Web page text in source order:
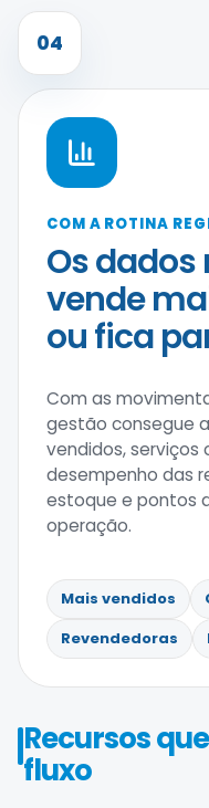
04
COM A ROTINA
Os
vende
ou fica
Com as
gestão consegue
vendidos, serviços
desempenho das
estoque e pontos
operação.
Mais vendidos
Revendedoras
Recursos
fluxo